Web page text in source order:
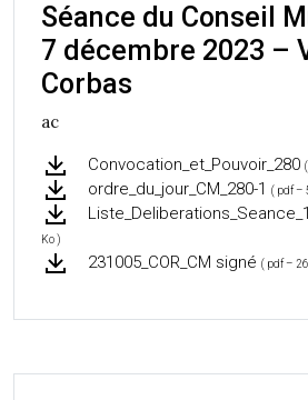
Séance du Conseil
7 décembre 2023 –
Corbas
ac
Convocation_et_Pouvoir_280
ordre_du_jour_CM_280-1 ( pdf –
Ko )
231005_COR_CM signé ( pdf –